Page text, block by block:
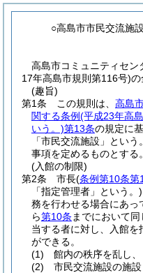
○高島市市民交流施
高島市コミュニティセ
17年高島市規則第116号)の
(趣旨)
第1条
この規則は、 高島
関する条例(平成23年高
いう。)第13条の規定に
「市民交流施設」という
事項を定めるものとする。
(入館の制限)
第2条
市長(条例第10条第
「指定管理者」という。)
務を行わせる場合にあ
ら第10条 までにおいて同
当する者に対し、入館を
ができる。
(1)
館内の秩序を乱し
(2)
市民交流施設の施